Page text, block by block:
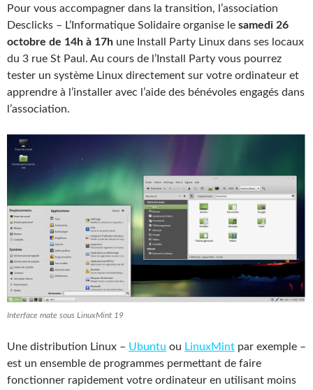
Pour vous accompagner dans la transition, l’association
Desclicks – L’Informatique Solidaire organise le samedi 26
octobre de 14h à 17h une Install Party Linux dans ses locaux
du 3 rue St Paul. Au cours de l’Install Party vous pourrez
tester un système Linux directement sur votre ordinateur et
apprendre à l’installer avec l’aide des bénévoles engagés dans
l’association.
Interface mate sous LinuxMint 19
Une distribution Linux – Ubuntu ou LinuxMint par exemple –
est un ensemble de programmes permettant de faire
fonctionner rapidement votre ordinateur en utilisant moins